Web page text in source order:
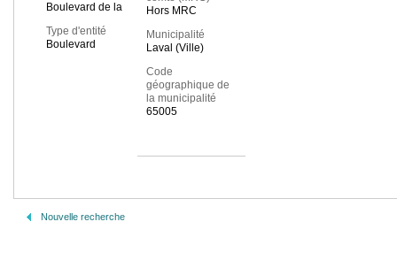
Boulevard de la
Type d'entité
Boulevard
Hors MRC
Municipalité
Laval (Ville)
Code
géographique de
la municipalité
65005
Nouvelle recherche